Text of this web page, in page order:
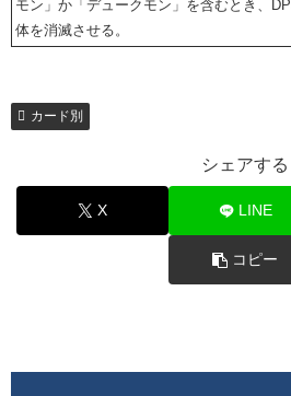
モン」か「デュークモン」を含むとき、
体を消滅させる。
カード別
シェアする
X LINE
コピー